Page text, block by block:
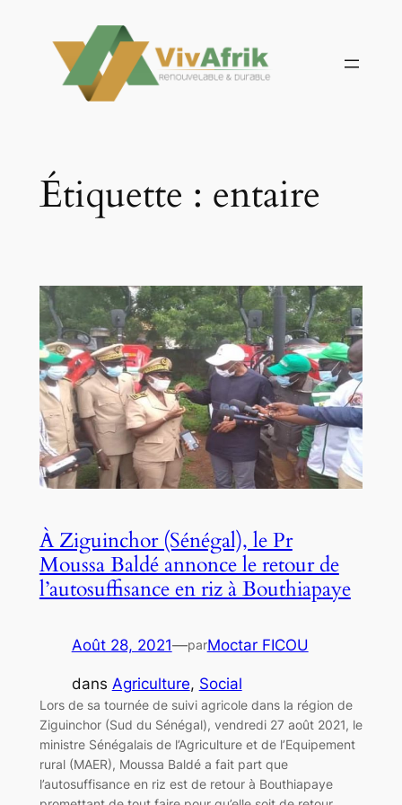
contenu
Étiquette : entaire
À Ziguinchor (Sénégal), le Pr
Moussa Baldé annonce le retour de
l’autosuffisance en riz à Bouthiapaye
Août 28, 2021—parMoctar FICOU
dans Agriculture, Social
Lors de sa tournée de suivi agricole dans la région de
Ziguinchor (Sud du Sénégal), vendredi 27 août 2021, le
ministre Sénégalais de l’Agriculture et de l’Equipement
rural (MAER), Moussa Baldé a fait part que
l’autosuffisance en riz est de retour à Bouthiapaye